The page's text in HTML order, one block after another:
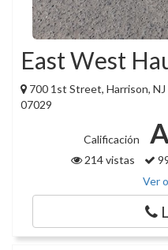
East West
700 1st Street, Harrison, NJ
07029
Calificación
214 vistas
Ver